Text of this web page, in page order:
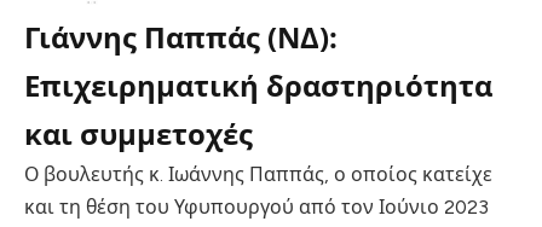
Γιάννης Παππάς (ΝΔ):
Επιχειρηματική δραστηριότητα
και συμμετοχές
Ο βουλευτής κ. Ιωάννης Παππάς, ο οποίος κατείχε
και τη θέση του Υφυπουργού από τον Ιούνιο 2023